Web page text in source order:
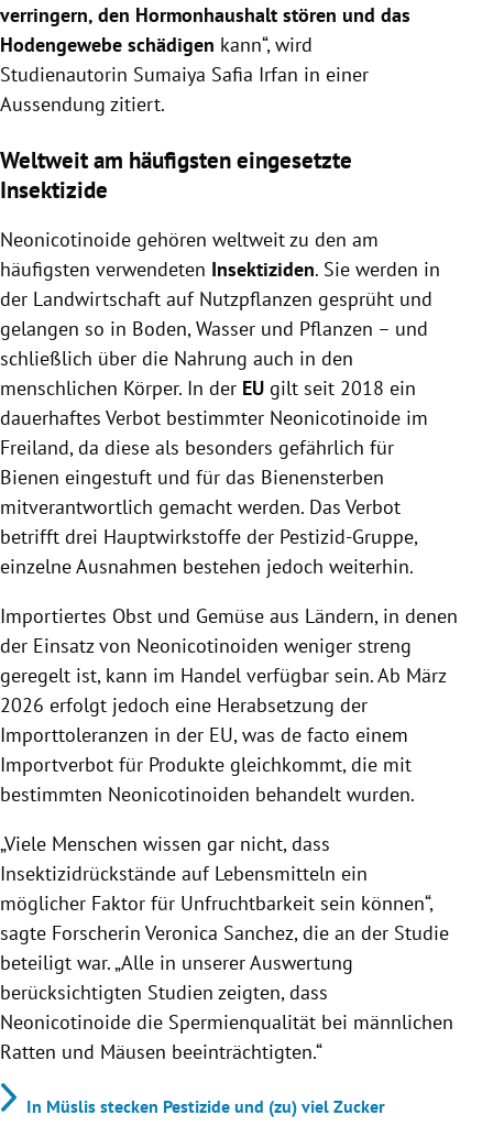
verringern, den Hormonhaushalt stören und das
Hodengewebe schädigen kann“, wird
Studienautorin Sumaiya Safia Irfan in einer
Aussendung zitiert.
Weltweit am häufigsten eingesetzte
Insektizide
Neonicotinoide gehören weltweit zu den am
häufigsten verwendeten Insektiziden. Sie werden in
der Landwirtschaft auf Nutzpflanzen gesprüht und
gelangen so in Boden, Wasser und Pflanzen – und
schließlich über die Nahrung auch in den
menschlichen Körper. In der EU gilt seit 2018 ein
dauerhaftes Verbot bestimmter Neonicotinoide im
Freiland, da diese als besonders gefährlich für
Bienen eingestuft und für das Bienensterben
mitverantwortlich gemacht werden. Das Verbot
betrifft drei Hauptwirkstoffe der Pestizid-Gruppe,
einzelne Ausnahmen bestehen jedoch weiterhin.
Importiertes Obst und Gemüse aus Ländern, in denen
der Einsatz von Neonicotinoiden weniger streng
geregelt ist, kann im Handel verfügbar sein. Ab März
2026 erfolgt jedoch eine Herabsetzung der
Importtoleranzen in der EU, was de facto einem
Importverbot für Produkte gleichkommt, die mit
bestimmten Neonicotinoiden behandelt wurden.
„Viele Menschen wissen gar nicht, dass
Insektizidrückstände auf Lebensmitteln ein
möglicher Faktor für Unfruchtbarkeit sein können“,
sagte Forscherin Veronica Sanchez, die an der Studie
beteiligt war. „Alle in unserer Auswertung
berücksichtigten Studien zeigten, dass
Neonicotinoide die Spermienqualität bei männlichen
Ratten und Mäusen beeinträchtigten.“
In Müslis stecken Pestizide und (zu) viel Zucker